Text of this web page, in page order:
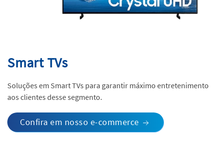
Smart TVs
Soluções em Smart TVs para garantir máximo entretenimento
aos clientes desse segmento.
Confira em nosso e-commerce